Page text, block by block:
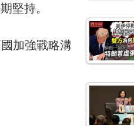
堅持。
加強戰略溝